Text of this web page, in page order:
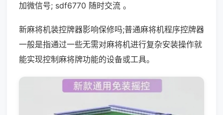
加微信号; sdf6770 随时交流 。
新麻将机装控牌器影响保修吗;普通麻将机程序控牌器
一般是指通过一些无需对麻将机进行复杂安装操作就
能实现控制麻将牌功能的设备或工具。